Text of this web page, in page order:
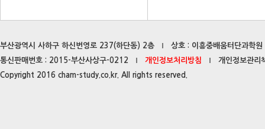
부산광역시 사하구 하신번영로 237(하단동) 2층
상호 : 이흥중배움터단과학원
통신판매번호 : 2015-부산사상구-0212
개인정보처리방침
개인정보관리
Copyright 2016 cham-study.co.kr. All rights reserved.